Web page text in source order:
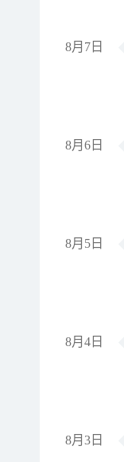
8月7日
8月6日
8月5日
8月4日
8月3日